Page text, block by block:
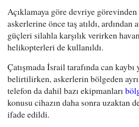
Açıklamaya göre devriye
askerlerine önce taş atıldı, ardından
güçleri silahla karşılık verirken
helikopterleri de kullanıldı.
Çatışmada İsrail tarafında can kaybı
belirtilirken, askerlerin bölgeden
telefon da dahil bazı ekipmanları
konusu cihazın daha sonra uzaktan
ifade edildi.